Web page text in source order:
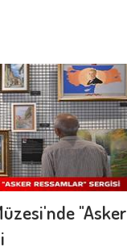
"Asker